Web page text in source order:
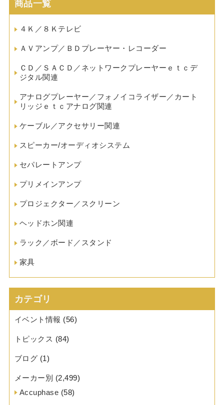
商品一覧
４Ｋ／８Ｋテレビ
ＡＶアンプ／ＢＤプレーヤー・レコーダー
ＣＤ／ＳＡＣＤ／ネットワークプレーヤーｅｔｃデ
ジタル関連
アナログプレーヤー／フォノイコライザー／カート
リッジｅｔｃアナログ関連
ケーブル／アクセサリー関連
スピーカー/オーディオシステム
セパレートアンプ
プリメインアンプ
プロジェクター／スクリーン
ヘッドホン関連
ラック／ボード／スタンド
家具
カテゴリ
イベント情報 (56)
トピックス (84)
ブログ (1)
メーカー別 (2,499)
Accuphase (58)